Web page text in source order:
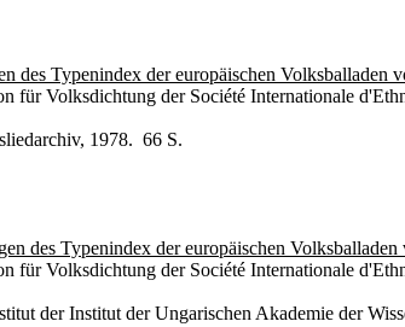
des Typenindex der europäischen Volksballaden
für Volksdichtung der Société Internationale
1978. 66 S.
des Typenindex der europäischen Volksballaden
für Volksdichtung der Société Internationale
der Institut der Ungarischen Akademie der